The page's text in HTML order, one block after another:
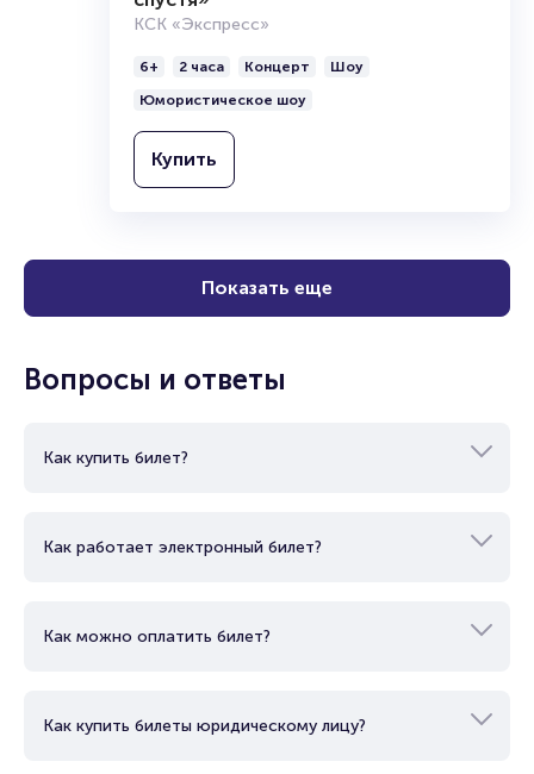
КСК «Экспресс»
6+ 2 часа Концерт
Шоу
Юмористическое шоу
Купить
Показать еще
Вопросы и ответы
Как купить билет?
Как работает электронный билет?
Как можно оплатить билет?
Как купить билеты юридическому лицу?